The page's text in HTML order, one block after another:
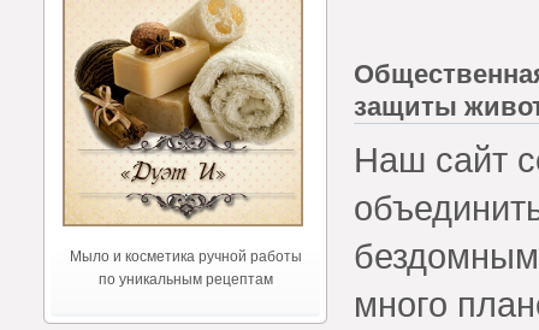
Мыло и косметика ручной работы
по уникальным рецептам
защиты
Наш сайт
много